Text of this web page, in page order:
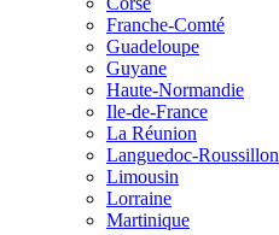
Franche-Comté
Guadeloupe
Guyane
Haute-Normandie
Ile-de-France
La Réunion
Languedoc-Roussillon
Limousin
Lorraine
Martinique